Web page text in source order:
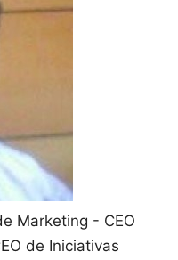
Marketing - CEO
de Iniciativas